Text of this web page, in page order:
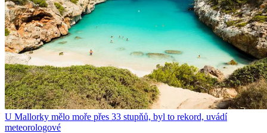
U Mallorky mělo moře přes 33 stupňů, byl to rekord, uvádí
meteorologové